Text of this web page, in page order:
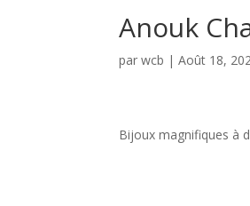
Anouk
parwcb |Août 18,
Bijoux magnifiques à